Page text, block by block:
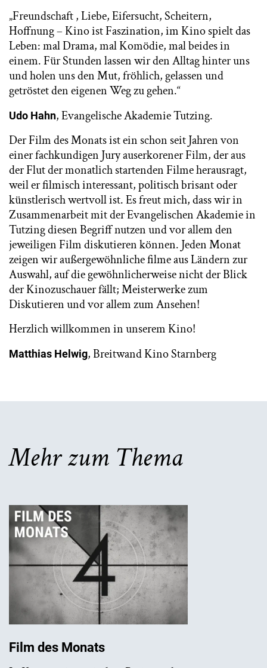
„Freundschaft , Liebe, Eifersucht, Scheitern,
Hoffnung – Kino ist Faszination, im Kino spielt das
Leben: mal Drama, mal Komödie, mal beides in
einem. Für Stunden lassen wir den Alltag hinter uns
und holen uns den Mut, fröhlich, gelassen und
getröstet den eigenen Weg zu gehen.“
Udo Hahn, Evangelische Akademie Tutzing.
Der Film des Monats ist ein schon seit Jahren von
einer fachkundigen Jury auserkorener Film, der aus
der Flut der monatlich startenden Filme herausragt,
weil er filmisch interessant, politisch brisant oder
künstlerisch wertvoll ist. Es freut mich, dass wir in
Zusammenarbeit mit der Evangelischen Akademie in
Tutzing diesen Begriff nutzen und vor allem den
jeweiligen Film diskutieren können. Jeden Monat
zeigen wir außergewöhnliche filme aus Ländern zur
Auswahl, auf die gewöhnlicherweise nicht der Blick
der Kinozuschauer fällt; Meisterwerke zum
Diskutieren und vor allem zum Ansehen!
Herzlich willkommen in unserem Kino!
Matthias Helwig, Breitwand Kino Starnberg
Mehr zum Thema
Film des Monats